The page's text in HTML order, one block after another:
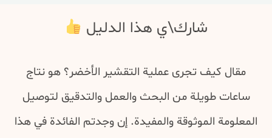
شارك\ي هذا الدليل
مقال كيف تجرى عملية التقشير الأخضر؟ هو نتاج
ساعات طويلة من البحث والعمل والتدقيق لتوصيل
المعلومة الموثوقة والمفيدة. إن وجدتم الفائدة في هذا